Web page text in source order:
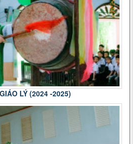
LÝ (2024 -2025)